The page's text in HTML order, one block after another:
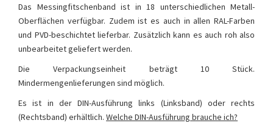
Das Messingfitschenband ist in 18 unterschiedlichen Metall-
Oberflächen verfügbar. Zudem ist es auch in allen RAL-Farben
und PVD-beschichtet lieferbar. Zusätzlich kann es auch roh also
unbearbeitet geliefert werden.
Die Verpackungseinheit beträgt 10 Stück.
Mindermengenlieferungen sind möglich.
Es ist in der DIN-Ausführung links (Linksband) oder rechts
(Rechtsband) erhältlich. Welche DIN-Ausführung brauche ich?